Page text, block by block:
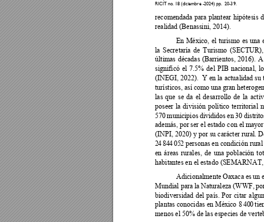
RICIT no. 18 (d iciembre -2024) pp.  20-39.
recomendada para plantear hipótesis
realidad (Benassini, 2014).
En México, el turismo es una
la Secretaría de Turismo
últimas décadas (Barrientos, 2016).
significó el 7.5% del PIB nacional,
(INEGI, 2022).  Y en la actualidad
turísticos, así como una gran
las que se da el desarrollo de la
poseer la división político territorial
570 municipios divididos en 30
además, por ser el estado con el
(INPI, 2020) y por su carácter rural.
24844052 personas en condición rur
en áreas rurales, de una población
habitantes en el estado
Adicionalmente Oaxaca es un
Mundial para la Naturaleza (WWF,
biodiversidad del país. Por citar
plantas conocidas en México 8400
menos el 50% de las especies de